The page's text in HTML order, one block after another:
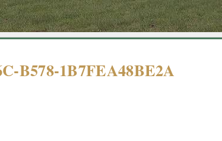
1 2 3 4 5 6
B578-1B7FEA48BE2A